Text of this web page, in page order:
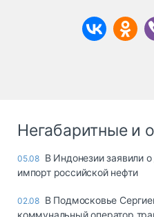
Негабаритные и
05.08 В Индонезии заявили
импорт российской нефти
02.08 В Подмосковье
коммунальный оператор